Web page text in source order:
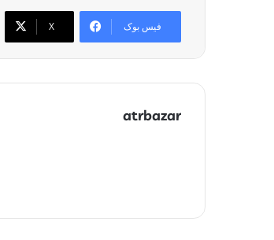
فیس بوک X
atrbazar